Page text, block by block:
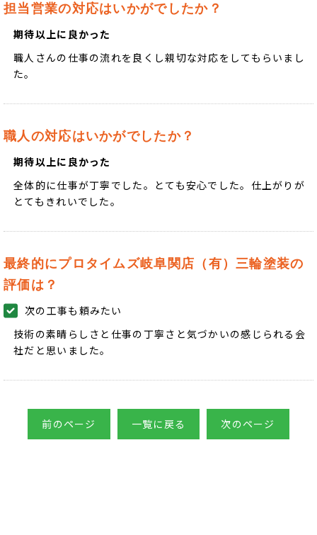
担当営業の対応はいかがでしたか？
期待以上に良かった
職人さんの仕事の流れを良くし親切な対応をしてもらいまし
た。
職人の対応はいかがでしたか？
期待以上に良かった
全体的に仕事が丁寧でした。とても安心でした。仕上がりが
とてもきれいでした。
最終的にプロタイムズ岐阜関店（有）三輪塗装の
評価は？
次の工事も頼みたい
技術の素晴らしさと仕事の丁寧さと気づかいの感じられる会
社だと思いました。
前のページ 一覧に戻る 次のページ